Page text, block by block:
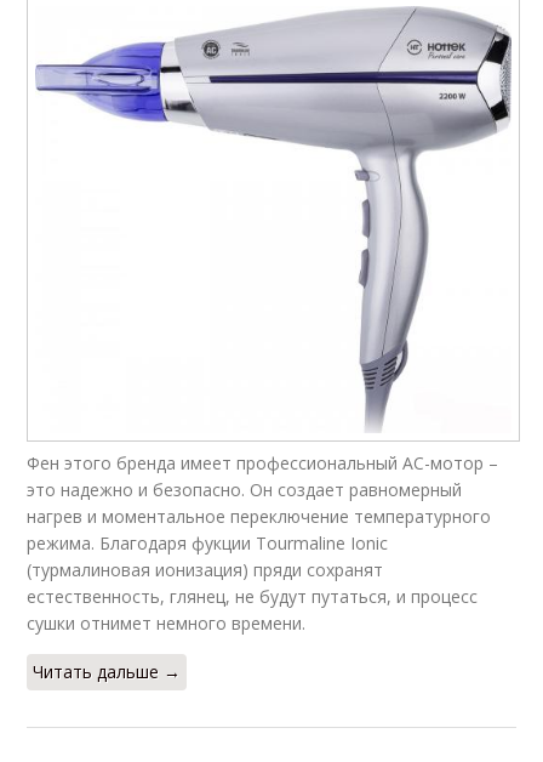
Фен этого бренда имеет профессиональный AC-мотор –
это надежно и безопасно. Он создает равномерный
нагрев и моментальное переключение температурного
режима. Благодаря фукции Tourmaline Ionic
(турмалиновая ионизация) пряди сохранят
естественность, глянец, не будут путаться, и процесс
сушки отнимет немного времени.
Читать дальше →